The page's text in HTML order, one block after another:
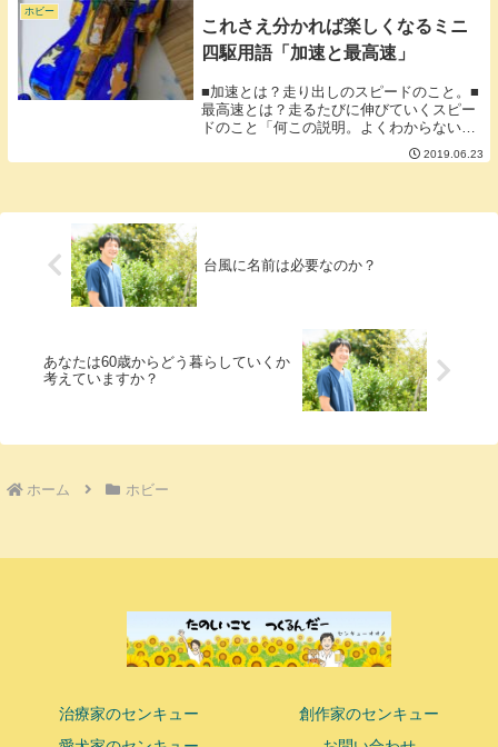
ホビー
これさえ分かれば楽しくなるミニ
四駆用語「加速と最高速」
■加速とは？走り出しのスピードのこと。■
最高速とは？走るたびに伸びていくスピー
ドのこと「何この説明。よくわからないん
だけど」そう思われると思いでしょう。こ
れをわかりやすく説明するための例として
2019.06.23
台風に名前は必要なのか？
あなたは60歳からどう暮らしていくか
考えていますか？
ホーム ホビー
治療家のセンキュー
創作家のセンキュー